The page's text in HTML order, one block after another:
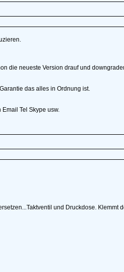
die neueste Version drauf und
das alles in Ordnung ist.
Tel Skype usw.
und Druckdose. Klemmt